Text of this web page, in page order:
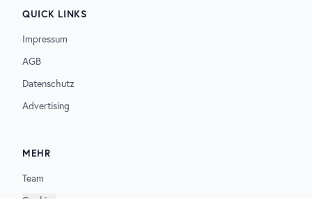
QUICK LINKS
Impressum
AGB
Datenschutz
Advertising
MEHR
Team